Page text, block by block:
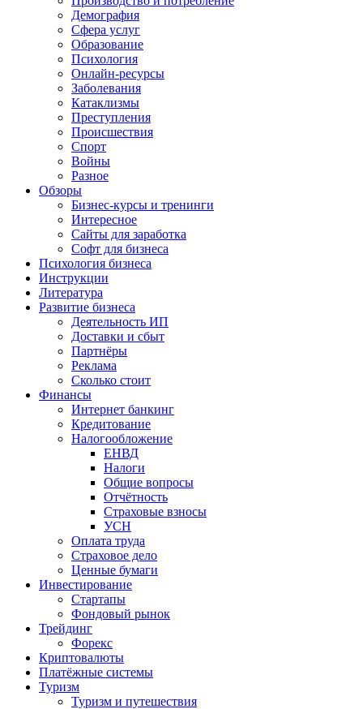
Демография
Сфера услуг
Образование
Психология
Онлайн-ресурсы
Заболевания
Катаклизмы
Преступления
Происшествия
Спорт
Войны
Разное
Обзоры
Бизнес-курсы и тренинги
Интересное
Сайты для заработка
Софт для бизнеса
Психология бизнеса
Инструкции
Литература
Развитие бизнеса
Деятельность ИП
Доставки и сбыт
Партнёры
Реклама
Сколько стоит
Финансы
Интернет банкинг
Кредитование
Налогообложение
ЕНВД
Налоги
Общие вопросы
Отчётность
Страховые взносы
УСН
Оплата труда
Страховое дело
Ценные бумаги
Инвестирование
Стартапы
Фондовый рынок
Трейдинг
Форекс
Криптовалюты
Платёжные системы
Туризм
Туризм и путешествия